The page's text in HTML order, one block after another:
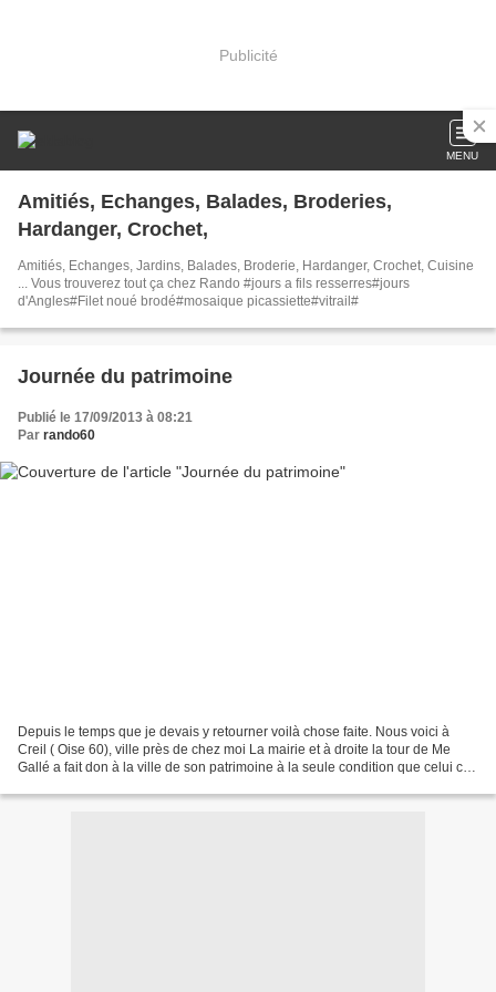
Publicité
MENU
Amitiés, Echanges, Balades, Broderies,
Hardanger, Crochet,
Amitiés, Echanges, Jardins, Balades, Broderie, Hardanger, Crochet, Cuisine
... Vous trouverez tout ça chez Rando #jours a fils resserres#jours
d'Angles#Filet noué brodé#mosaique picassiette#vitrail#
Journée du patrimoine
Publié le 17/09/2013 à 08:21
Par rando60
Depuis le temps que je devais y retourner voilà chose faite. Nous voici à
Creil ( Oise 60), ville près de chez moi La mairie et à droite la tour de Me
Gallé a fait don à la ville de son patrimoine à la seule condition que celui ci